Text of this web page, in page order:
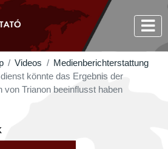
Videos
Medienberichterstattung
könnte das Ergebnis der
von Trianon beeinflusst haben